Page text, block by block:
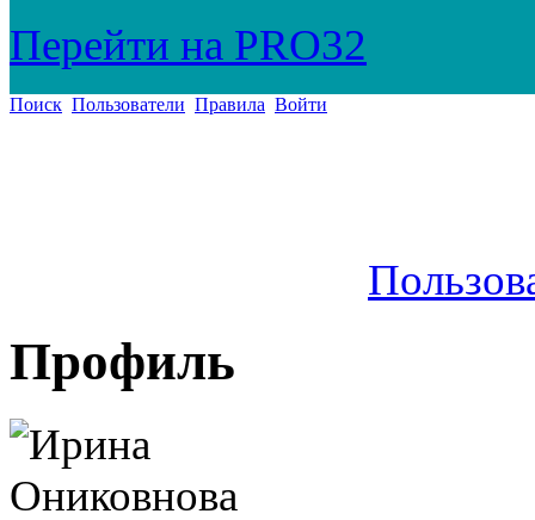
Перейти на PRO32
Поиск Пользователи Правила Войти
Профиль